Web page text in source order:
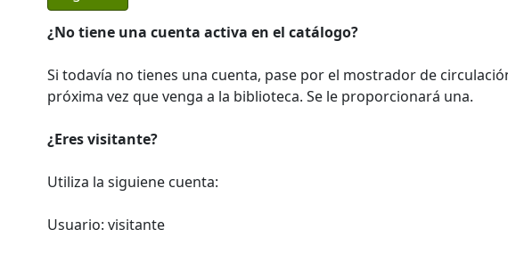
¿No tiene una cuenta activa en el catálogo?
Si todavía no tienes una cuenta, pase por el mostrador de
próxima vez que venga a la biblioteca. Se le proporcionará una.
¿Eres visitante?
Utiliza la siguiene cuenta:
Usuario: visitante